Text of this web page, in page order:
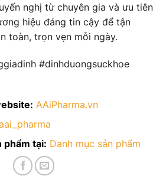
nghị từ chuyên gia và ưu tiên
hiệu đáng tin cậy để tận
toàn, trọn vẹn mỗi ngày.
#dinhduongsuckhoe
AAiPharma.vn
phẩm tại: Danh mục sản phẩm